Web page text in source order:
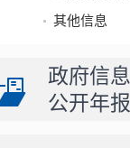
其他信息
政府信息
公开年报